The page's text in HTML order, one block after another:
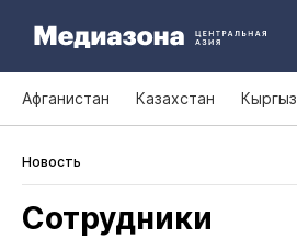
Афганистан Казахстан
Новость
Сотрудники